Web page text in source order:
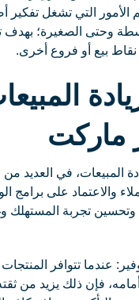
الأمور التي تشغل تفكير
وحتى الصغيرة؛ بهدف
نقاط بيع أو فروع أخرى.
ماركت
المبيعات، في العديد
والاعتماد على برامج
تجربة المستهلك
عندما تتوافر
فإن ذلك يزيد من